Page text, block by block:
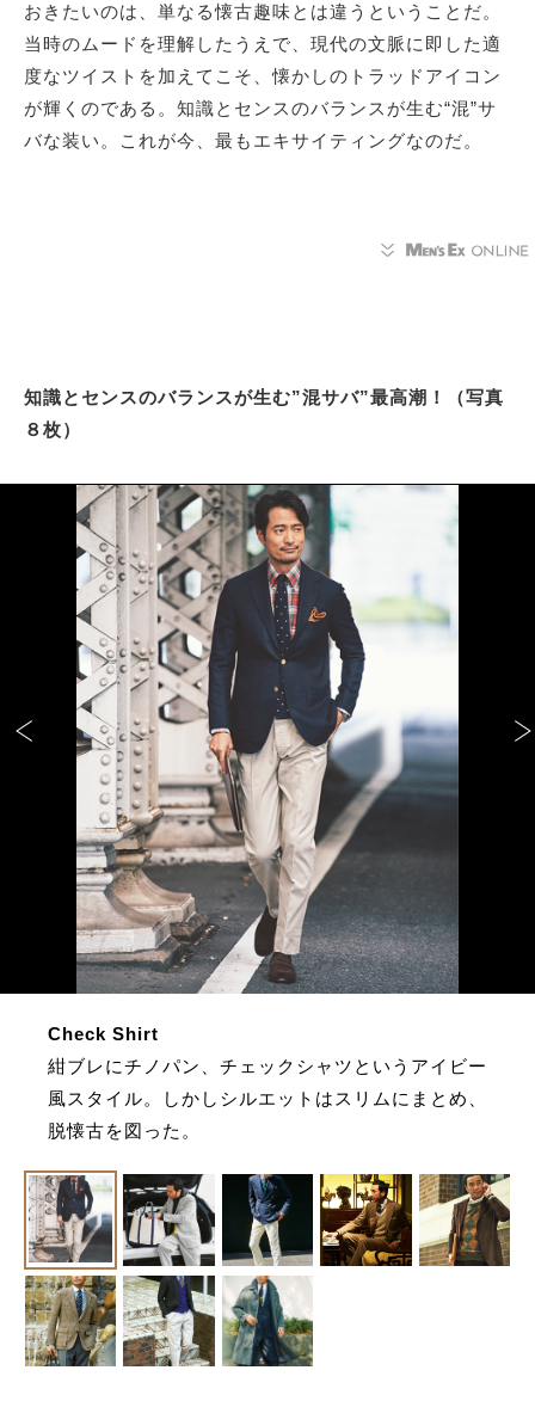
おきたいのは、単なる懐古趣味とは違うということだ。
当時のムードを理解したうえで、現代の文脈に即した適
度なツイストを加えてこそ、懐かしのトラッドアイコン
が輝くのである。知識とセンスのバランスが生む“混”サ
バな装い。これが今、最もエキサイティングなのだ。
知識とセンスのバランスが生む”混サバ”最高潮！（写真
８枚）
Check Shirt
紺ブレにチノパン、チェックシャツというアイビー
風スタイル。しかしシルエットはスリムにまとめ、
脱懐古を図った。